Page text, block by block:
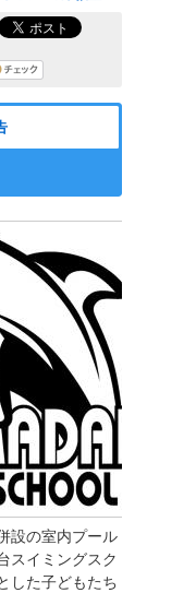
設の室内プール
スイミングスク
した子どもたち